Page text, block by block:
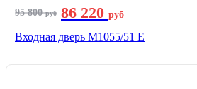
95 800руб 86 220 руб
Входная дверь М1055/51 Е